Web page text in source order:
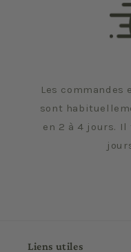
Les commandes
sont
en 2 à 4 jours.
Liens utiles